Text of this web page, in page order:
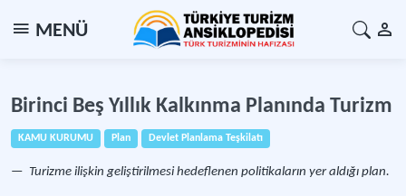
MENÜ
Birinci Beş Yıllık Kalkınma Planında Turizm
KAMU KURUMU Plan Devlet Planlama Teşkilatı
Turizme ilişkin geliştirilmesi hedeflenen politikaların yer aldığı plan.